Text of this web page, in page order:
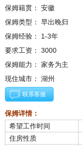
保姆籍贯： 安徽
保姆类型： 早出晚归
保姆经验： 1-3年
要求工资： 3000
保姆能力： 家务为主
现住城市： 湖州
联系客服
保姆详情：
希望工作时间
住房性质